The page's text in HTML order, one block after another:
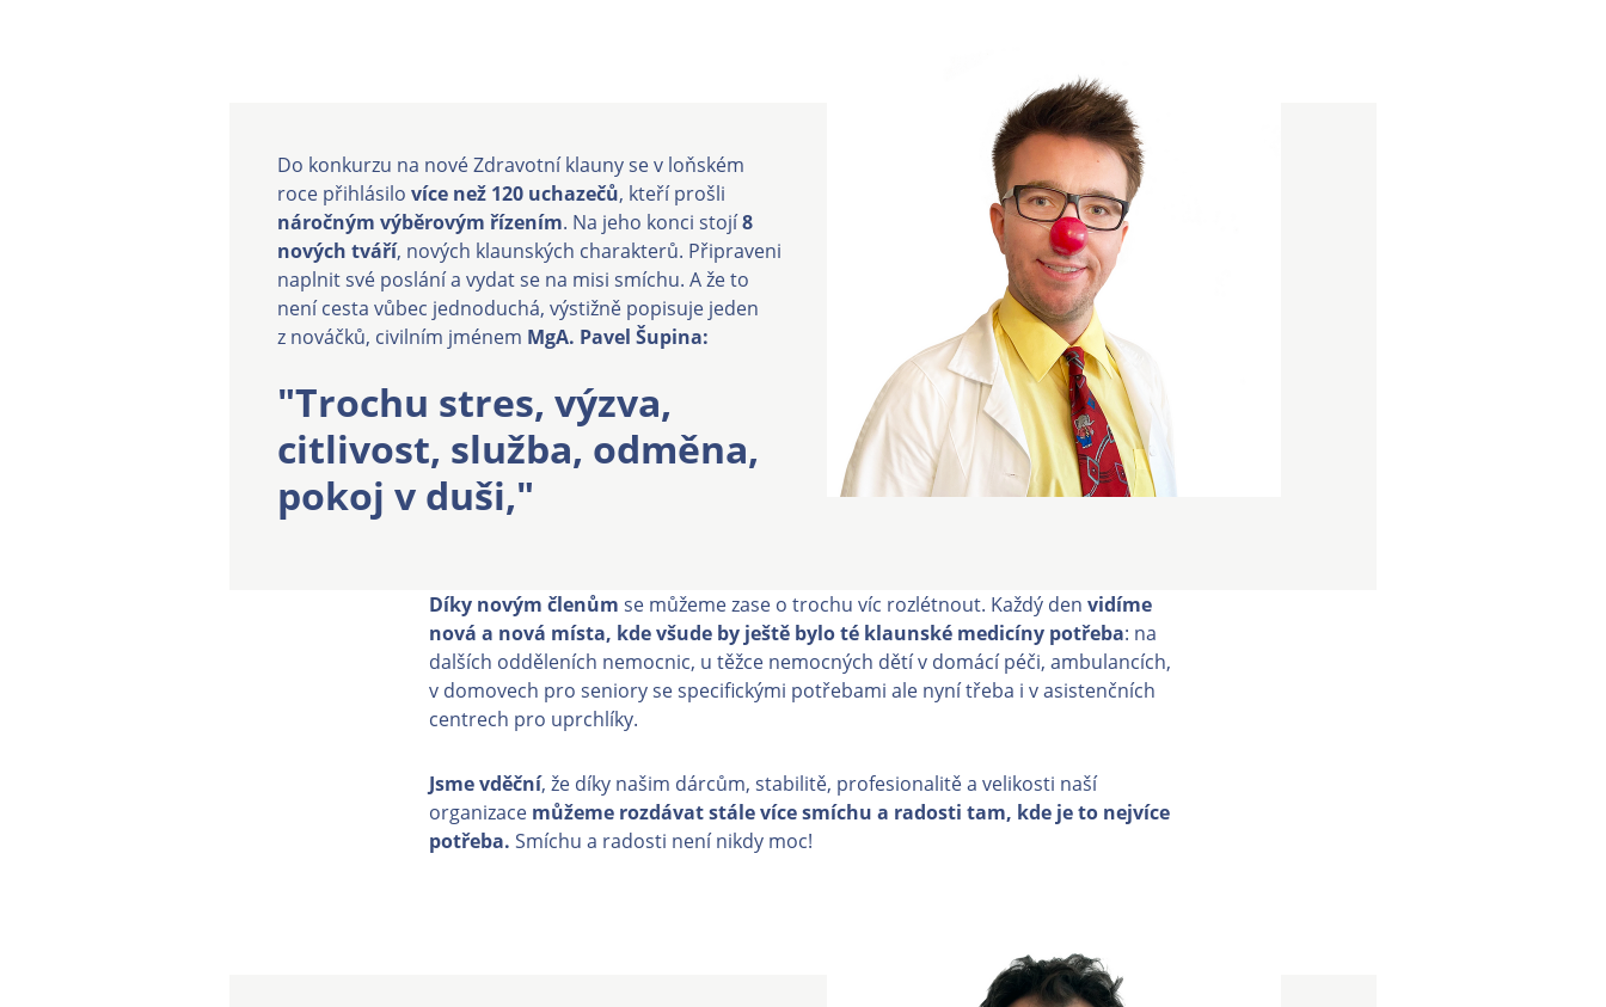
Do konkurzu na nové Zdravotní klauny se v loňském
roce přihlásilo více než 120 uchazečů, kteří prošli
náročným výběrovým řízením. Na jeho konci stojí8
nových tváří, nových klaunských charakterů. Připraveni
naplnit své poslání a vydat se na misi smíchu. A že to
není cesta vůbec jednoduchá, výstižně popisuje jeden
z nováčků, civilním jménem MgA. Pavel Šupina:
"Trochu stres, výzva,
citlivost, služba, odměna,
pokoj v duši,"
Díky novým členům se můžeme zase o trochu víc rozlétnout. Každý den vidíme
nová a nová místa, kde všude by ještě bylo té klaunské medicíny potřeba: na
dalších odděleních nemocnic, u těžce nemocných dětí v domácí péči, ambulancích,
v domovech pro seniory se specifickými potřebami ale nyní třeba i v asistenčních
centrech pro uprchlíky.
Jsme vděční, že díky našim dárcům, stabilitě, profesionalitě a velikosti naší
organizace můžeme rozdávat stále více smíchu a radosti tam, kde je to nejvíce
potřeba. Smíchu a radosti není nikdy moc!